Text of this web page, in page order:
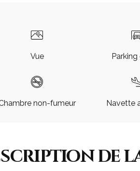
Vue
non-fumeur Navette
de